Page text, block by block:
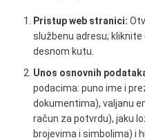
Pristup web stranici:
službenu adresu; kliknite
desnom kutu.
Unos osnovnih
podacima: puno ime i
dokumentima), valjanu
račun za potvrdu), jaku
brojevima i simbolima) i